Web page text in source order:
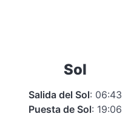
Sol
Salida del Sol: 06:43
Puesta de Sol: 19:06